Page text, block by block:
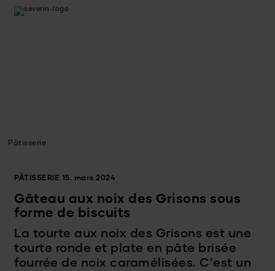
Pâtisserie
PÂTISSERIE 15. mars 2024
Gâteau aux noix des Grisons sous
forme de biscuits
La tourte aux noix des Grisons est une
tourte ronde et plate en pâte brisée
fourrée de noix caramélisées. C'est un